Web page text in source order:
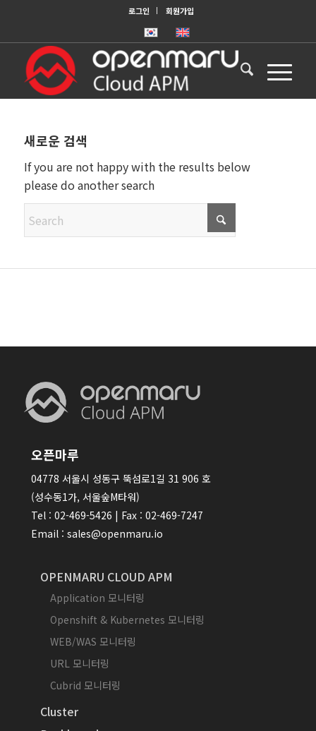
로그인 회원가입
새로운 검색
If you are not happy with the results below
please do another search
오픈마루
04778 서울시 성동구 뚝섬로1길 31 906 호
(성수동1가, 서울숲M타워)
Tel : 02-469-5426 | Fax : 02-469-7247
Email : sales@openmaru.io
OPENMARU CLOUD APM
Application 모니터링
Openshift & Kubernetes 모니터링
WEB/WAS 모니터링
URL 모니터링
Cubrid 모니터링
Cluster